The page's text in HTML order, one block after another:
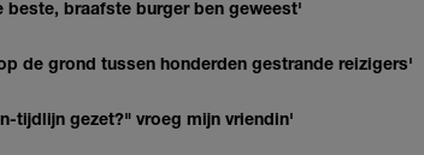
beste, braafste burger ben geweest'
de grond tussen honderden gestrande reizigers'
tijdlijn gezet?" vroeg mijn vriendin'